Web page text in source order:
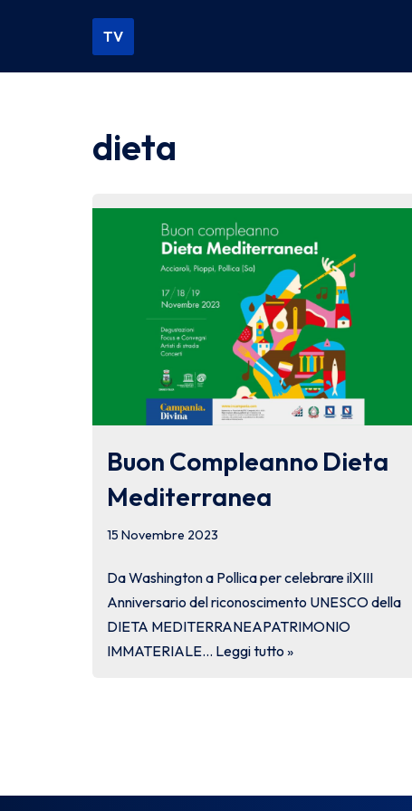
al
TV
dieta
Buon Compleanno Dieta
Mediterranea
15 Novembre 2023
Da Washington a Pollica per celebrare ilXIII
Anniversario del riconoscimento UNESCO della
DIETA MEDITERRANEAPATRIMONIO
IMMATERIALE… Leggi tutto »